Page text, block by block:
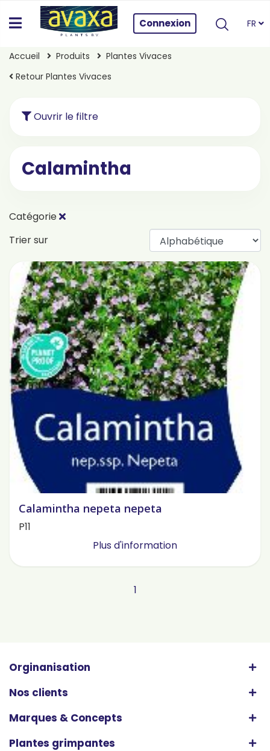
Connexion FR
Accueil Produits
Plantes Vivaces
Retour Plantes Vivaces
Ouvrir le filtre
Calamintha
Catégorie
Trier sur
Calamintha nepeta nepeta
P11
Plus d'information
1
Orginanisation
Nos clients
Marques & Concepts
Plantes grimpantes